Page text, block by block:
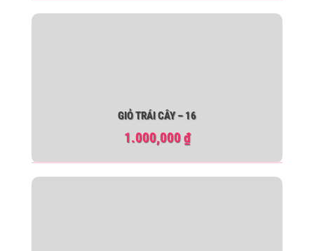
GIỎ TRÁI CÂY – 16
1.000,000₫